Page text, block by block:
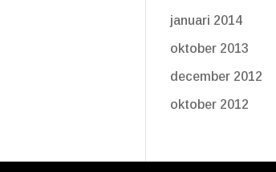
januari 2014
oktober 2013
december 2012
oktober 2012